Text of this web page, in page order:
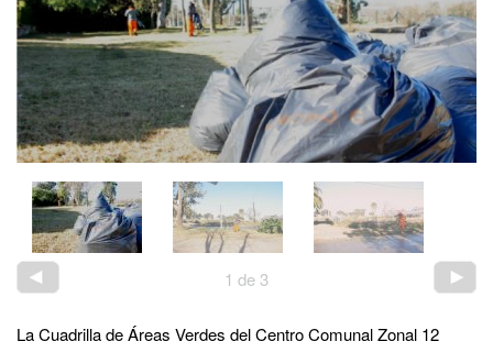
1 de 3
La Cuadrilla de Áreas Verdes del Centro Comunal Zonal 12